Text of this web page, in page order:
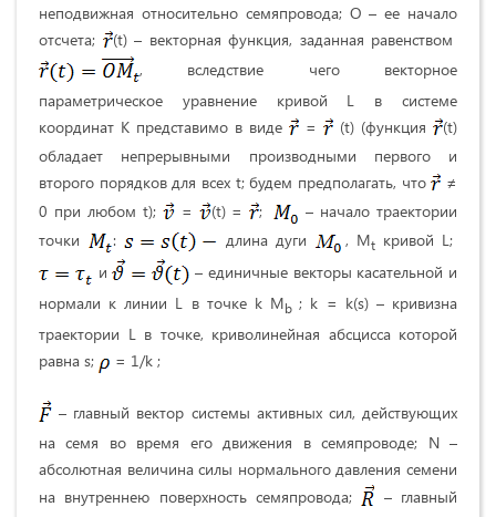
неподвижная относительно семяпровода; О – ее начало
отсчета;
(t) – векторная функция, заданная равенством
, вследствие чего векторное
параметрическое уравнение кривой L в системе
координат К представимо в виде
= (t) (функция
(t)
обладает непрерывными производными первого и
второго порядков для всех t; будем предполагать, что
≠
0 при любом t);
= (t) = ;
– начало траектории
точки
: длина дуги , Мt кривой L;
и
– единичные векторы касательной и
нормали к линии L в точке k Mb ; k = k(s) – кривизна
траектории L в точке, криволинейная абсцисса которой
равна s;
= 1/k ;
– главный вектор системы активных сил, действующих
на семя во время его движения в семяпроводе; N –
абсолютная величина силы нормального давления семени
на внутреннею поверхность семяпровода;
– главный